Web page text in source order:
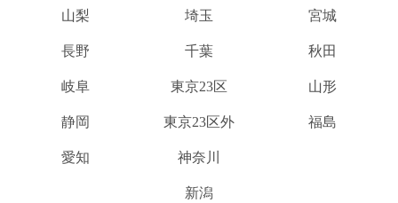
山梨
長野
岐阜
静岡
愛知
埼玉
千葉
東京23区
東京23区外
神奈川
新潟
宮城
秋田
山形
福島